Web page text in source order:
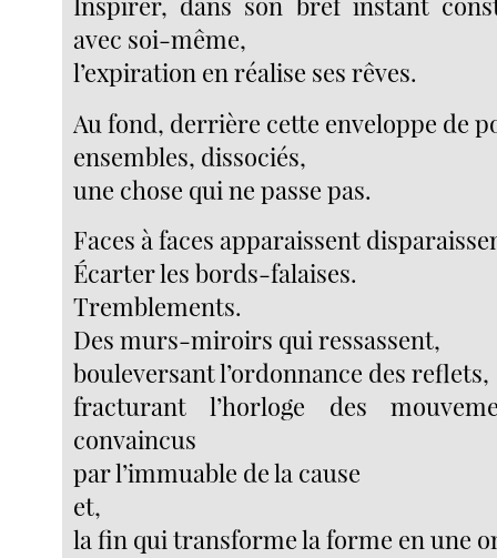
avec soi-même,
l’expiration en réalise ses rêves.
Au fond, derrière cette enveloppe de
ensembles, dissociés,
une chose qui ne passe pas.
Faces à faces apparaissent
Écarter les bords-falaises.
Tremblements.
Des murs-miroirs qui ressassent,
bouleversant l’ordonnance des reflets,
fracturant l’horloge des
convaincus
par l’immuable de la cause
et,
la fin qui transforme la forme en une